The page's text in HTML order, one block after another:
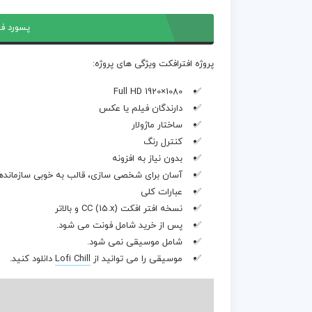
پسورد
پروژه افترافکت ویژگی های پروژه:
Full HD 1920×1080
دارندگان فیلم یا عکس
ساختار ماژولار
کنترل رنگ
بدون نیاز به افزونه
آسان برای شخصی سازی، قالب به خوبی
عبارات کلی
نسخه افتر افکت CC (15.x) و بالاتر
پس از خرید شامل فونت می شود.
شامل موسیقی نمی شود.
موسیقی را می توانید از Lofi Chill دانلود کنید.